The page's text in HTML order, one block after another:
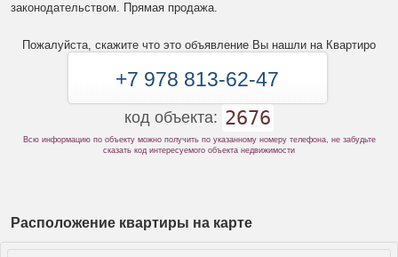
законодательством. Прямая продажа.
Пожалуйста, скажите что это объявление Вы нашли на Квартиро
+7 978 813-62-47
код объекта: 2676
Всю информацию по объекту можно получить по указанному номеру телефона, не забудьте
сказать код интересуемого объекта недвижимости
Расположение квартиры на карте